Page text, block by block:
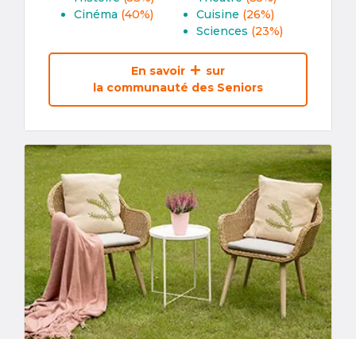
Cinéma (40%)
Cuisine (26%)
Sciences (23%)
En savoir
sur
la communauté des Seniors